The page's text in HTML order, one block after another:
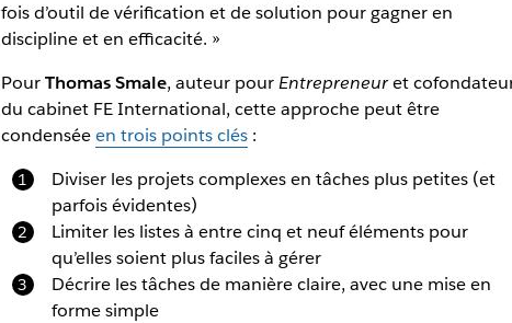
fois d’outil de vérification et de solution pour gagner en
discipline et en efficacité. »
PourThomas Smale, auteur pourEntrepreneuret
du cabinet FE International, cette approche peut être
condenséeen trois points clés:
Diviser les projets complexes en tâches plus petites (et
parfois évidentes)
Limiter les listes à entre cinq et neuf éléments pour
qu’elles soient plus faciles à gérer
Décrire les tâches de manière claire, avec une mise en
forme simple